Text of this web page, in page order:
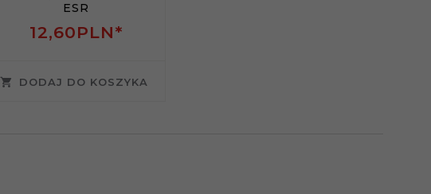
ESR
12,60PLN*
DODAJ DO KOSZYKA